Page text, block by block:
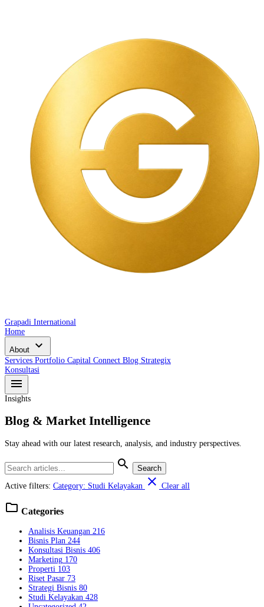
Grapadi International
Home
About expand_more
Services Portfolio Capital Connect Blog Strategix
Konsultasi
menu
Insights
Blog & Market Intelligence
Stay ahead with our latest research, analysis, and industry perspectives.
search
Search
Active filters: Category: Studi Kelayakan close Clear all
folder Categories
Analisis Keuangan 216
Bisnis Plan 244
Konsultasi Bisnis 406
Marketing 170
Properti 103
Riset Pasar 73
Strategi Bisnis 80
Studi Kelayakan 428